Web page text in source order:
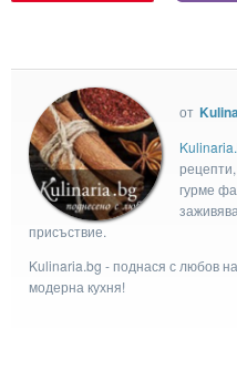
от
гурме
присъствие.
Kulinaria.bg - поднася с любов
модерна кухня!